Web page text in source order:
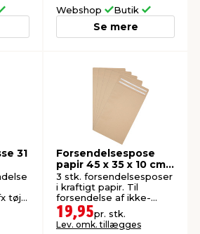
Webshop Butik
Se mere
31
tøj
Forsendelsespose
papir 45 x 35 x 10 cm
3-pk.
3 stk. forsendelsesposer
i kraftigt papir. Til
forsendelse af ikke-
skrøbelige genstande.
19,95pr. stk.
Lev. omk. tillægges